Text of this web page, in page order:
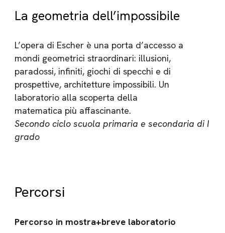
La geometria dell’impossibile
L’opera di Escher è una porta d’accesso a
mondi geometrici straordinari: illusioni,
paradossi, infiniti, giochi di specchi e di
prospettive, architetture impossibili. Un
laboratorio alla scoperta della
matematica più affascinante.
Secondo ciclo scuola primaria e secondaria di I
grado
Percorsi
Percorso in mostra+breve laboratorio